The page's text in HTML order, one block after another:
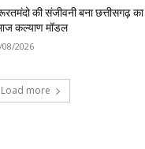
की संजीवनी बना छत्तीसगढ़ का
कल्याण मॉडल
08/2026
Load more